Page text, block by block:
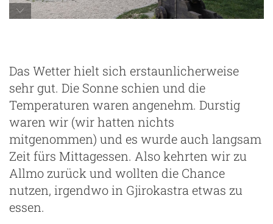
Das Wetter hielt sich erstaunlicherweise
sehr gut. Die Sonne schien und die
Temperaturen waren angenehm. Durstig
waren wir (wir hatten nichts
mitgenommen) und es wurde auch langsam
Zeit fürs Mittagessen. Also kehrten wir zu
Allmo zurück und wollten die Chance
nutzen, irgendwo in Gjirokastra etwas zu
essen.